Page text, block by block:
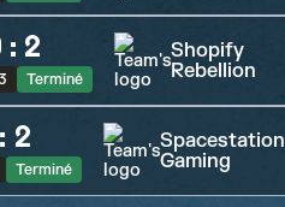
: 2
Terminé
Shopify
Rebellion
: 2
Terminé
Spacestation
Gaming